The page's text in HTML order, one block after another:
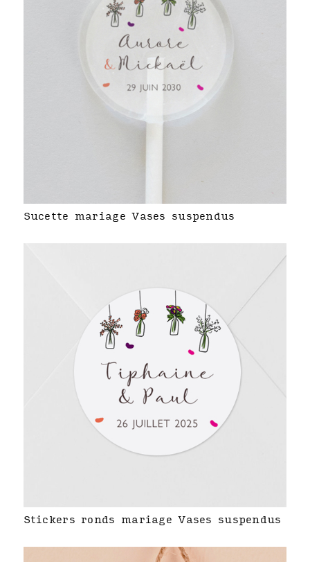
Sucette mariage Vases suspendus
Stickers ronds mariage Vases suspendus